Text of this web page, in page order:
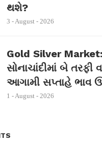
થશે?
3 - August - 2026
Gold Silver Market:
સોનાચાંદીમાં બે તરફી
આગામી સપ્તાહે ભાવ
1 - August - 2026